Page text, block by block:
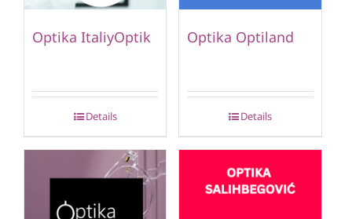
Optika ItaliyOptik
Details
Optika Optiland
Details